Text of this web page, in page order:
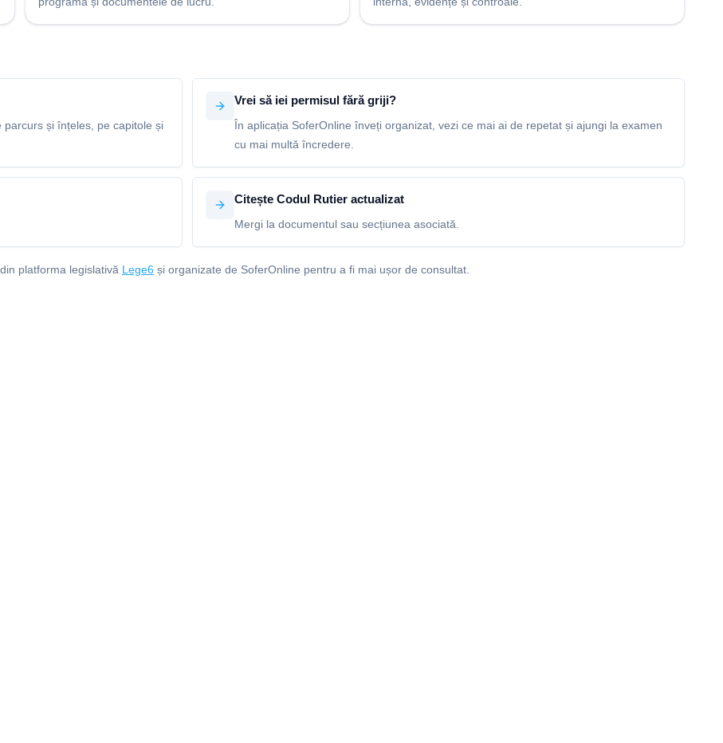
și înțeles, pe capitole și
Vrei să iei permisul fără griji?
În aplicația SoferOnline înveți organizat, vezi ce mai ai de repetat și ajungi la examen
cu mai multă încredere.
Citește Codul Rutier actualizat
Mergi la documentul sau secțiunea asociată.
din platforma legislativă Lege6 și organizate de SoferOnline pentru a fi mai ușor de consultat.